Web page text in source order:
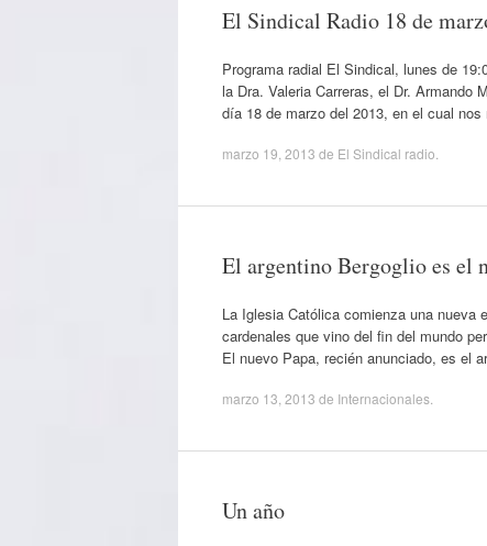
El Sindical Radio 18 de
Programa radial El Sindical, lunes de
la Dra. Valeria Carreras, el Dr. Armando
día 18 de marzo del 2013, en el cual
marzo 19, 2013 de El Sindical radio
El argentino Bergoglio es el
La Iglesia Católica comienza una nueva
cardenales que vino del fin del mundo
El nuevo Papa, recién anunciado, es el
marzo 13, 2013 de Internacionales
Un año